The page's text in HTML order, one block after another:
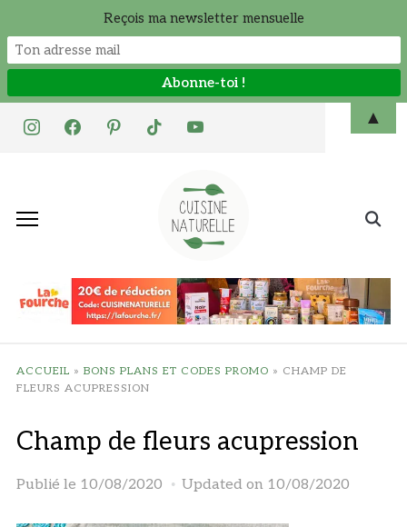
instagramfacebookpinteresttiktok youtube
Search
ACCUEIL » BONS PLANS ET CODES PROMO » CHAMP DE
FLEURS ACUPRESSION
Champ de fleurs acupression
Publié le 10/08/2020 Updated on 10/08/2020
Reçois ma newsletter mensuelle
▲